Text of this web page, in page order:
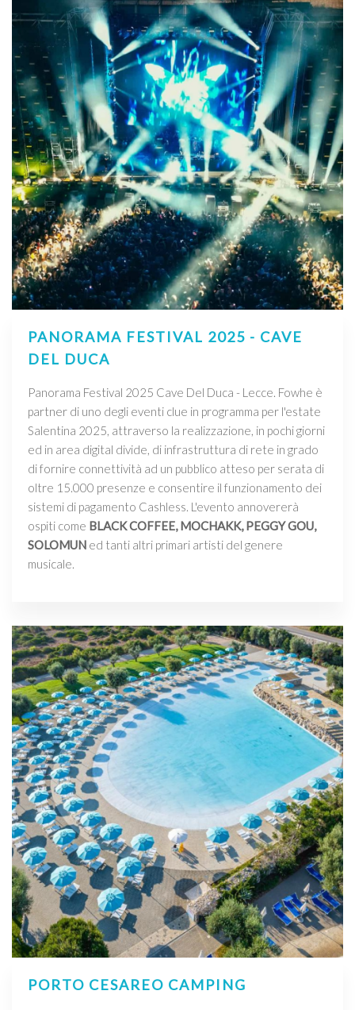
PANORAMA FESTIVAL 2025 - CAVE
DEL DUCA
Panorama Festival 2025 Cave Del Duca - Lecce. Fowhe è
partner di uno degli eventi clue in programma per l'estate
Salentina 2025, attraverso la realizzazione, in pochi giorni
ed in area digital divide, di infrastruttura di rete in grado
di fornire connettività ad un pubblico atteso per serata di
oltre 15.000 presenze e consentire il funzionamento dei
sistemi di pagamento Cashless. L'evento annovererà
ospiti come BLACK COFFEE, MOCHAKK, PEGGY GOU,
SOLOMUN ed tanti altri primari artisti del genere
musicale.
PORTO CESAREO CAMPING